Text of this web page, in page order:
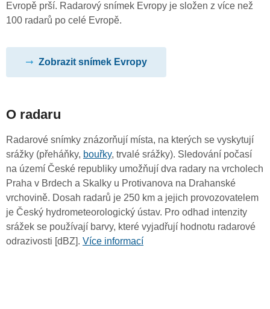
Evropě prší. Radarový snímek Evropy je složen z více než
100 radarů po celé Evropě.
Zobrazit snímek Evropy
O radaru
Radarové snímky znázorňují místa, na kterých se vyskytují
srážky (přeháňky, bouřky, trvalé srážky). Sledování počasí
na území České republiky umožňují dva radary na vrcholech
Praha v Brdech a Skalky u Protivanova na Drahanské
vrchovině. Dosah radarů je 250 km a jejich provozovatelem
je Český hydrometeorologický ústav. Pro odhad intenzity
srážek se používají barvy, které vyjadřují hodnotu radarové
odrazivosti [dBZ]. Více informací